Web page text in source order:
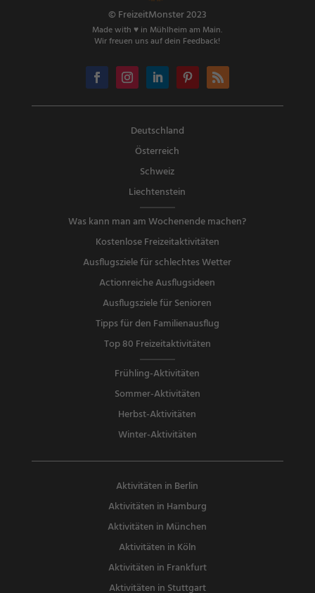
© FreizeitMonster 2023
Made with ♥ in Mühlheim am Main.
Wir freuen uns auf dein Feedback!
Deutschland
Österreich
Schweiz
Liechtenstein
Was kann man am Wochenende machen?
Kostenlose Freizeitaktivitäten
Ausflugsziele für schlechtes Wetter
Actionreiche Ausflugsideen
Ausflugsziele für Senioren
Tipps für den Familienausflug
Top 80 Freizeitaktivitäten
Frühling-Aktivitäten
Sommer-Aktivitäten
Herbst-Aktivitäten
Winter-Aktivitäten
Aktivitäten in Berlin
Aktivitäten in Hamburg
Aktivitäten in München
Aktivitäten in Köln
Aktivitäten in Frankfurt
Aktivitäten in Stuttgart